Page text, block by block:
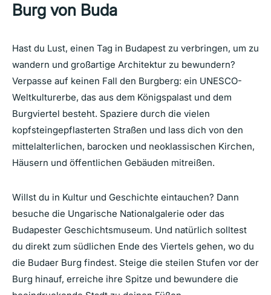
Burg von Buda
Hast du Lust, einen Tag in Budapest zu verbringen, um zu
wandern und großartige Architektur zu bewundern?
Verpasse auf keinen Fall den Burgberg: ein UNESCO-
Weltkulturerbe, das aus dem Königspalast und dem
Burgviertel besteht. Spaziere durch die vielen
kopfsteingepflasterten Straßen und lass dich von den
mittelalterlichen, barocken und neoklassischen Kirchen,
Häusern und öffentlichen Gebäuden mitreißen.
Willst du in Kultur und Geschichte eintauchen? Dann
besuche die Ungarische Nationalgalerie oder das
Budapester Geschichtsmuseum. Und natürlich solltest
du direkt zum südlichen Ende des Viertels gehen, wo du
die Budaer Burg findest. Steige die steilen Stufen vor der
Burg hinauf, erreiche ihre Spitze und bewundere die